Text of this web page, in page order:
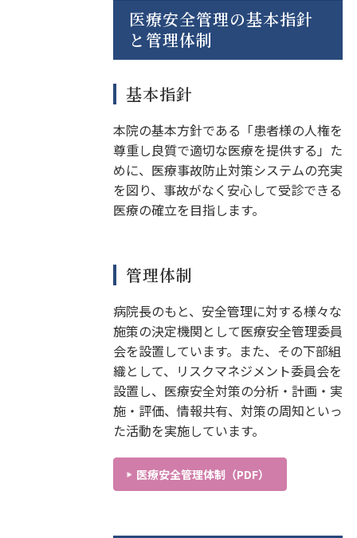
医療安全管理の基本指針
と管理体制
基本指針
本院の基本方針である「患者様の人権を
尊重し良質で適切な医療を提供する」た
めに、医療事故防止対策システムの充実
を図り、事故がなく安心して受診できる
医療の確立を目指します。
管理体制
病院長のもと、安全管理に対する様々な
施策の決定機関として医療安全管理委員
会を設置しています。また、その下部組
織として、リスクマネジメント委員会を
設置し、医療安全対策の分析・計画・実
施・評価、情報共有、対策の周知といっ
た活動を実施しています。
医療安全管理体制（PDF）